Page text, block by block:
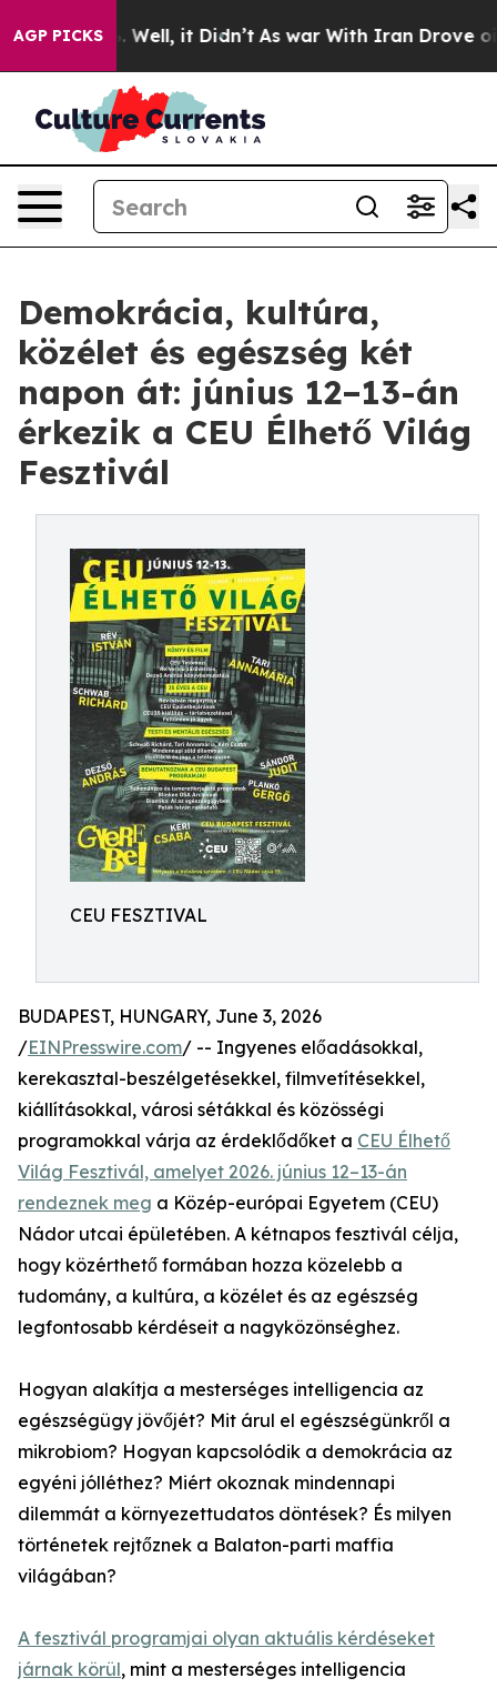
AGP PICKS
40%. Well, it Didn’t As war With Iran Drove oil
Demokrácia, kultúra,
közélet és egészség két
napon át: június 12–13-án
érkezik a CEU Élhető Világ
Fesztivál
CEU FESZTIVAL
BUDAPEST, HUNGARY, June 3, 2026
/EINPresswire.com/ -- Ingyenes előadásokkal,
kerekasztal-beszélgetésekkel, filmvetítésekkel,
kiállításokkal, városi sétákkal és közösségi
programokkal várja az érdeklődőket a CEU Élhető
Világ Fesztivál, amelyet 2026. június 12–13-án
rendeznek meg a Közép-európai Egyetem (CEU)
Nádor utcai épületében. A kétnapos fesztivál célja,
hogy közérthető formában hozza közelebb a
tudomány, a kultúra, a közélet és az egészség
legfontosabb kérdéseit a nagyközönséghez.
Hogyan alakítja a mesterséges intelligencia az
egészségügy jövőjét? Mit árul el egészségünkről a
mikrobiom? Hogyan kapcsolódik a demokrácia az
egyéni jólléthez? Miért okoznak mindennapi
dilemmát a környezettudatos döntések? És milyen
történetek rejtőznek a Balaton-parti maffia
világában?
A fesztivál programjai olyan aktuális kérdéseket
járnak körül, mint a mesterséges intelligencia